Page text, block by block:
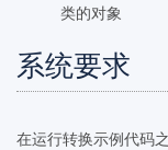
类的对象
系统要求
在运行转换示例代码